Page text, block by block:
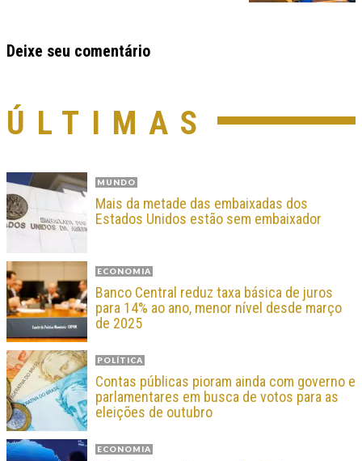
Deixe seu comentário
ÚLTIMAS
MUNDO
Mais da metade das embaixadas dos
Estados Unidos estão sem embaixador
ECONOMIA
Banco Central reduz taxa básica de juros
para 14% ao ano, menor nível desde março
de 2025
POLÍTICA
Contas públicas pioram ainda com governo e
parlamentares em busca de votos para as
eleições de outubro
ECONOMIA